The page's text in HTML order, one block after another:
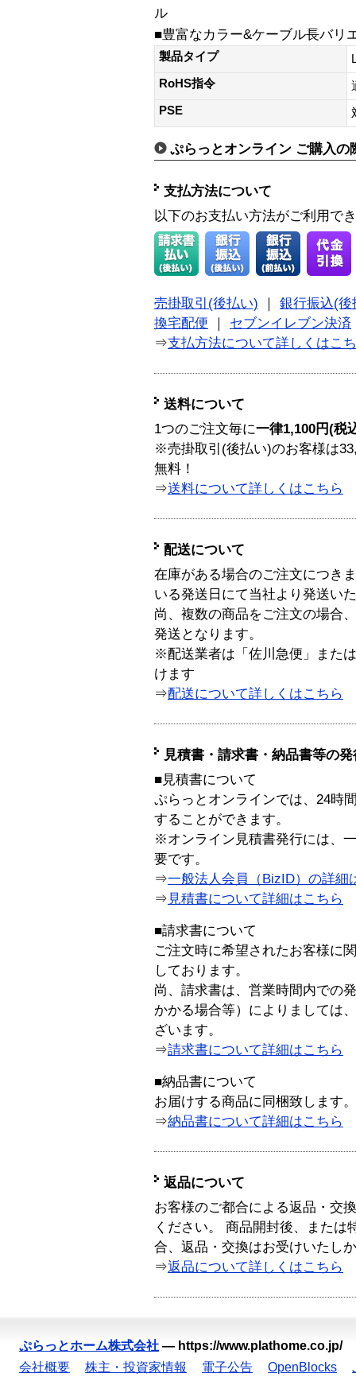
ル
■豊富なカラー&ケーブル長バリ
製品タイプ
RoHS指令
PSE
ぷらっとオンライン ご購入の
支払方法について
以下のお支払い方法がご利用で
売掛取引(後払い)
銀行振込(後
換宅配便
セブンイレブン決済
⇒支払方法について詳しくはこ
送料について
1つのご注文毎に一律1,100円(税
※売掛取引(後払い)のお客様は
無料！
⇒送料について詳しくはこちら
配送について
在庫がある場合のご注文につき
いる発送日にて当社より発送い
尚、複数の商品をご注文の場合
発送となります。
※配送業者は「佐川急便」また
けます
⇒配送について詳しくはこちら
見積書・請求書・納品書等の
■見積書について
ぷらっとオンラインでは、24時
することができます。
※オンライン見積書発行には、
要です。
⇒一般法人会員（BizID）の詳細
⇒ 見積書について詳細はこちら
■請求書について
ご注文時に希望されたお客様に
しております。
尚、請求書は、営業時間内での
かかる場合等）によりましては
ざいます。
⇒請求書について詳細はこちら
■納品書について
お届けする商品に同梱致します。
⇒納品書について詳細はこちら
返品について
お客様のご都合による返品・交
ください。 商品開封後、または
合、返品・交換はお受けいたし
⇒返品について詳しくはこちら
ぷらっとホーム株式会社 — https://www.plathome.co.jp/
会社概要
株主・投資家情報 電子公告 OpenBlocks